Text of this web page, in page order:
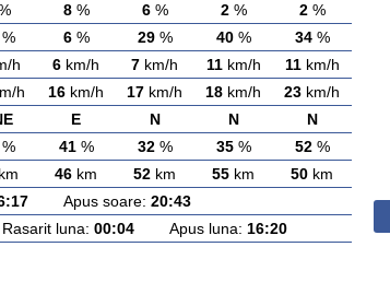
8% 6% 2% 2%
6% 29% 40% 34%
h 6 km/h 7 km/h 11km/h 11km/h
h 16 km/h 17 km/h 18 km/h 23 km/h
E N N N
41% 32% 35% 52%
km 46 km 52 km 55 km 50 km
Apus soare: 20:43
luna: 00:04Apus luna: 16:20